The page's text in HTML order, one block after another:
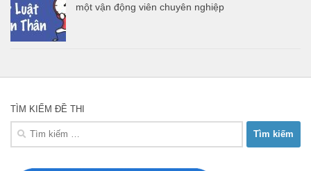
một vận động viên chuyên nghiệp
TÌM KIẾM ĐỀ THI
Tìm